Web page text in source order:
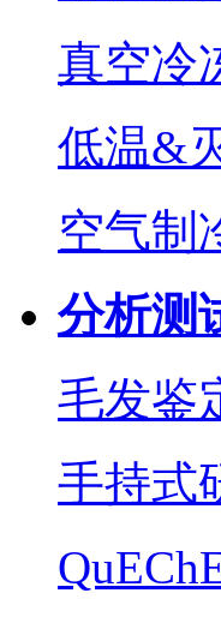
真空冷
低温&
空气制
分析测
毛发鉴
手持式